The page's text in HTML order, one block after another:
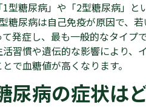
「1型糖尿病」や「2型糖尿病」
糖尿病は自己免疫が原因で、
て発症し、最も一般的なタイプで
活習慣や遺伝的な影響により、
とで血糖値が高くなります。
尿病の症状は